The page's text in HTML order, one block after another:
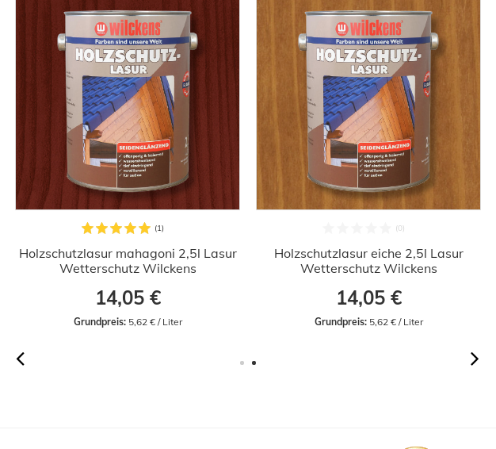
Holzschutzlasur mahagoni 2,5l Lasur
Wetterschutz Wilckens
14,05 €
Grundpreis: 5,62 € / Liter
Holzschutzlasur eiche 2,5l Lasur
Wetterschutz Wilckens
14,05 €
Grundpreis: 5,62 € / Liter